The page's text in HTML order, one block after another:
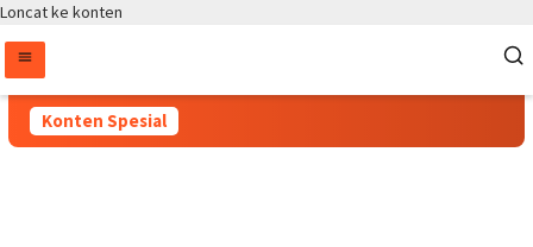
Loncat ke konten
Konten Spesial